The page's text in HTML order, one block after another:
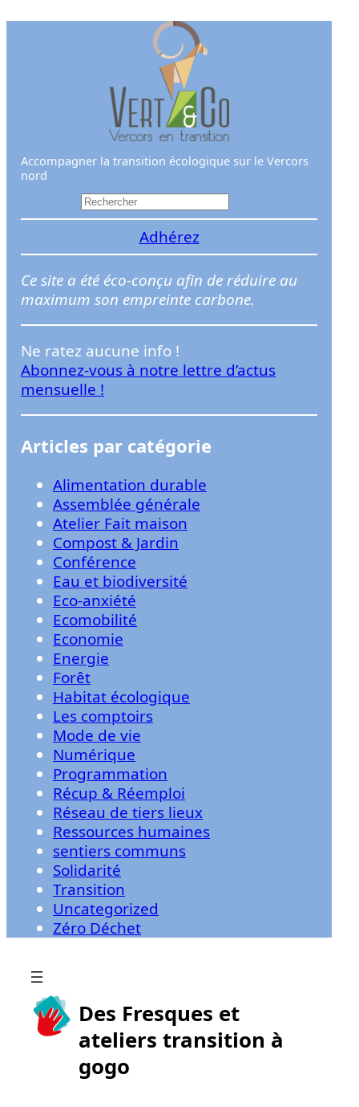
Accompagner la transition écologique sur le Vercors
nord
e
h
e
r
e
r
Adhérez
Ce site a été éco-conçu afin de réduire au
maximum son empreinte carbone.
Ne ratez aucune info !
Abonnez-vous à notre lettre d’actus
mensuelle !
Articles par catégorie
Alimentation durable
Assemblée générale
Atelier Fait maison
Compost & Jardin
Conférence
Eau et biodiversité
Eco-anxiété
Ecomobilité
Economie
Energie
Forêt
Habitat écologique
Les comptoirs
Mode de vie
Numérique
Programmation
Récup & Réemploi
Réseau de tiers lieux
Ressources humaines
sentiers communs
Solidarité
Transition
Uncategorized
Zéro Déchet
Des Fresques et
ateliers transition à
gogo